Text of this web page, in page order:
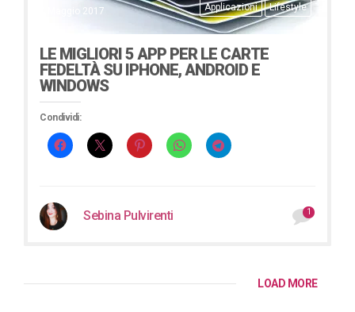
Applicazioni Lifestyle
4 Maggio 2017
LE MIGLIORI 5 APP PER LE CARTE
FEDELTÀ SU IPHONE, ANDROID E
WINDOWS
Condividi:
Sebina Pulvirenti 1
LOAD MORE